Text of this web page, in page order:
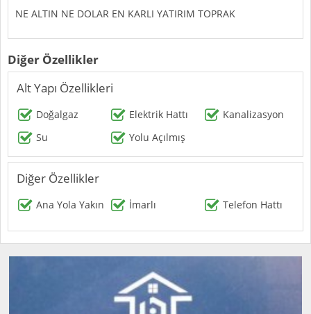
NE ALTIN NE DOLAR EN KARLI YATIRIM TOPRAK
Diğer Özellikler
Alt Yapı Özellikleri
Doğalgaz Elektrik Hattı
Kanalizasyon
Su
Yolu Açılmış
Diğer Özellikler
Ana Yola Yakın İmarlı Telefon Hattı